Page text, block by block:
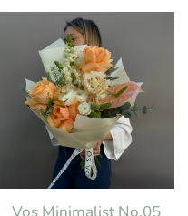
Vos Minimalist No.05